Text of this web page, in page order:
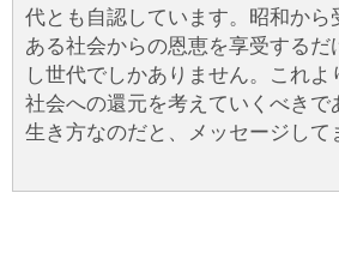
代とも自認しています。昭和から
ある社会からの恩恵を享受するだ
し世代でしかありません。これよ
社会への還元を考えていくべきで
生き方なのだと、メッセージして